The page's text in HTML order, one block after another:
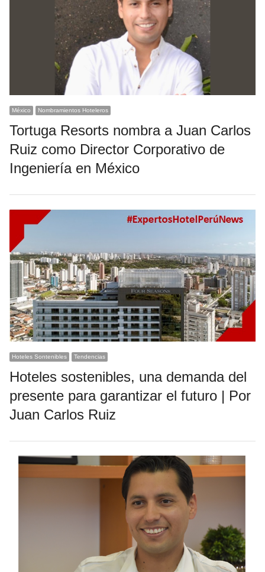
México Nombramientos Hoteleros
Tortuga Resorts nombra a Juan Carlos
Ruiz como Director Corporativo de
Ingeniería en México
Hoteles Sontenibles Tendencias
Hoteles sostenibles, una demanda del
presente para garantizar el futuro | Por
Juan Carlos Ruiz